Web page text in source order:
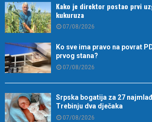
Kako je direktor postao prvi
kukuruza
07/08/2026
Ko sve ima pravo na povrat
prvog stana?
07/08/2026
Srpska bogatija za 27
Trebinju dva dječaka
07/08/2026